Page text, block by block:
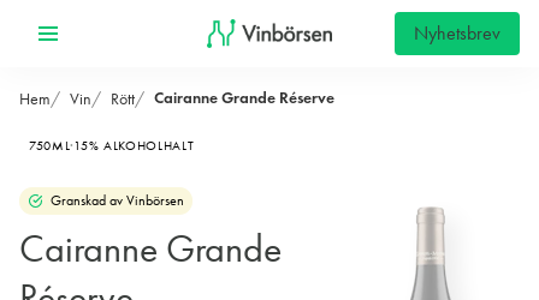
Nyhetsbrev
Hem Vin Rött Cairanne Grande Réserve
750ML 15% ALKOHOLHALT
Granskad av Vinbörsen
Cairanne Grande